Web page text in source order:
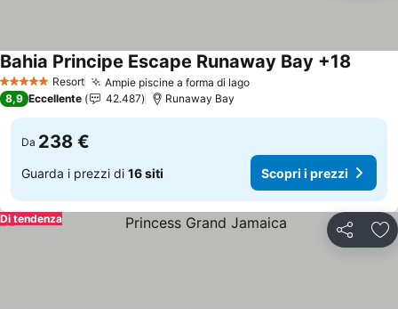
5 Stelle Resort Ampie piscine a forma di lagoScopri i prezzi
Bahia Principe Escape Runaway Bay +18
8,9 Eccellente 42.487 Runaway Bay
Da 238 €
Guarda i prezzi di 16 siti Scopri i prezzi
Condividi
Di tendenza